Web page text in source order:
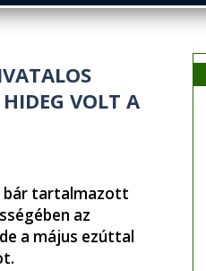
VOLT A
bár tartalmazott
az
a május ezúttal